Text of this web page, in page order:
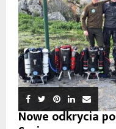
Nowe odkrycia